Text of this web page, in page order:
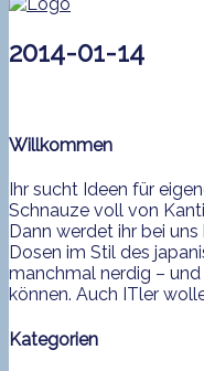
2014-01-14
Willkommen
Ihr sucht Ideen für
Schnauze voll von
Dann werdet ihr bei
Dosen im Stil des
manchmal nerdig –
können. Auch ITler
Kategorien